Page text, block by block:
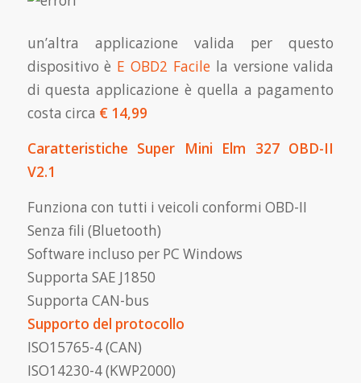
un’altra applicazione valida per questo
dispositivo è E OBD2 Facilela versione valida
di questa applicazione è quella a pagamento
costa circa € 14,99
Caratteristiche Super Mini Elm 327 OBD-II
V2.1
Funziona con tutti i veicoli conformi OBD-II
Senza fili (Bluetooth)
Software incluso per PC Windows
Supporta SAE J1850
Supporta CAN-bus
Supporto del protocollo
ISO15765-4 (CAN)
ISO14230-4 (KWP2000)